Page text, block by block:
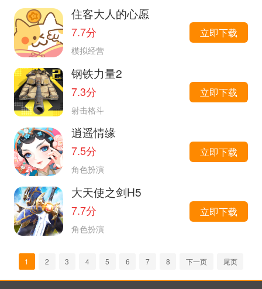
住客大人的心愿
7.7分
模拟经营
立即下载
钢铁力量2
7.3分
射击格斗
立即下载
逍遥情缘
7.5分
角色扮演
立即下载
大天使之剑H5
7.7分
角色扮演
立即下载
1 2 3 4 5 6 7 8 下一页 尾页